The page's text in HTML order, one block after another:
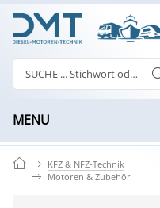
MENU
KFZ & NFZ-Technik
Motoren & Zubehör